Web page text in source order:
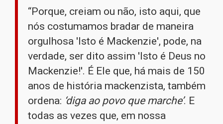
“Porque, creiam ou não, isto aqui, que
nós costumamos bradar de maneira
orgulhosa 'Isto é Mackenzie', pode, na
verdade, ser dito assim 'Isto é Deus no
Mackenzie!'. É Ele que, há mais de 150
anos de história mackenzista, também
ordena: ‘diga ao povo que marche’. E
todas as vezes que, em nossa